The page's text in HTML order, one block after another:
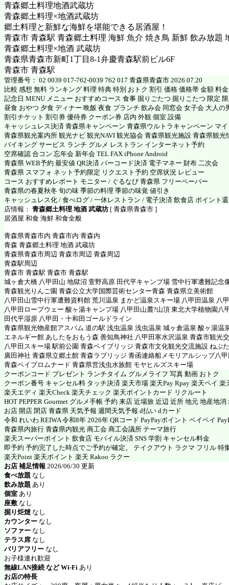
青森郷土料理地酒武蔵坊
青森郷土料理×地酒武蔵坊
郷土料理と新鮮な海鮮を堪能できる居酒屋！
青森市 青森駅 青森郷土料理 海鮮 魚介 焼き鳥 新鮮 飲み放題
青森郷土料理×地酒 武蔵坊
青森県青森市新町1丁目8-1弁慶青森駅前ビル6F
青森市 青森駅
管理番号： 02 0039 017-762-0039 762 017 青森県青森市 2026.07.20
比較 感想 無料 ランキング 料理 特典 特別 おトク 割引 価格 価格帯 金額 料
記念日 MENU メニュー おすすめコース 食事 掘りごたつ 掘りこたつ 限定
昼食 おやつ 夕食 ディナー 晩飯 夜食 ブランチ 飲み会 同窓会 女子会 大人の
割引チケット 割引券 優待券 クーポン券 店内 外観 個室 設備
キャッシュレス決済 青森県キャンペーン 青森県ウルトラキャンペーン マ
青森県観光案内所 観光ナビ 観光NAVI 観光協会 青森県観光施設 青森県観光
バイキング サービス ランチ グルメ レストラン インターネット予約
空席確認 合コン 忘年会 新年会 TEL FAX iPhone Android
青森県 WEB予約 最安値 QR決済 バーコード決済 電子マネー 財布 二次会
青森県 スマフォ ネット予約限定 リクエスト予約 空席状況 レビュー
コース おすすめレポート モニター / ぐるなび 青森県 フリーペーパー
青森県の春夏秋冬 旬の味 季節の料理 季節の味覚 値引き
キャッシュレス化 / 食べログ / 一休レストラン / 電子決済 飲食店 ポイント
店情報： 青森郷土料理 地酒 武蔵坊 [ 青森県青森市 ]
居酒屋 和食 海鮮 和食全般
青森県青森市内 青森市内 青森内
青森 青森郷土料理 地酒 武蔵坊
青森県青森市周辺 青森市周辺 青森周辺
青森駅周辺
青森市 青森駅 青森市 青森駅
城ヶ倉大橋 八甲田山 地獄沼 萱野高原 田代平キャンプ場 雪中行軍遭難記念
青森観光りんご園 青森公立大学国際芸術センター青森 青森県立美術館
八甲田山雪中行軍遭難資料館 荒川温泉 まかど温泉スキー場 八甲田温泉 八
八甲田ロープウェー 酸ヶ湯キャンプ場 八甲田山麓?山頂 東北大学植物園八
田代平湿原 八甲田・十和田ゴールドライン
青森県観光物産館アスパム 道の駅 浅虫温泉 浅虫温泉 城ヶ倉温泉 酸ヶ湯温
エネルギー館 あしたをおもう森 善知鳥神社 八甲田寒水沢温泉 青森市観光
八甲田スキー場 駅前公園 青森ベイブリッジ 青森市文化観光交流施設 ねぶ
廣田神社 青森県立郷土館 青森ラブリッジ 青函連絡船メモリアルシップ八
青森ベイプロムナード 青森県営浅虫水族館 モヤヒルズスキー場
クーポンコード プレゼント ランチタイム グルメライフ 写真 動画 おトク
クーポン番号 キャンセル料 タッチ決済 楽天市場 楽天Pay Rpay 楽天ペイ 楽
楽天エディ 楽天Check 楽天チェック 楽天ポイントカード リクルート
HOT PEPPER Gourmet グルメ手帳 予約 来店 近場旅 近辺 近所 地元 地産地
お店 開店 閉店 青森県 天気予報 週間天気予報 d払い dカード
令和 れいわ REIWA 令和8年 2026年 QRコード PayPayポイント ペイペイ
青森県内旅行 青森県内観光 商工会 商工会議所 テーマ旅行
楽天スーパーポイント 飲食店 モバイル決済 SNS 学割 キャンセル料金
即予約 予約完了した時点でご予約が確定。 テイクアウト ラクマ フリル 特
楽天Point 楽天ポイント 楽天 Rakoo ラクー
お店 補足情報 2026/06/30 更新
食べ放題 なし
飲み放題 あり
個室 あり
座敷 なし
掘り炬燵 なし
カウンター なし
ソファー なし
テラス席 なし
バリアフリー なし
お子様連れ歓迎
無線LAN接続 など Wi-Fi あり
お店の特長